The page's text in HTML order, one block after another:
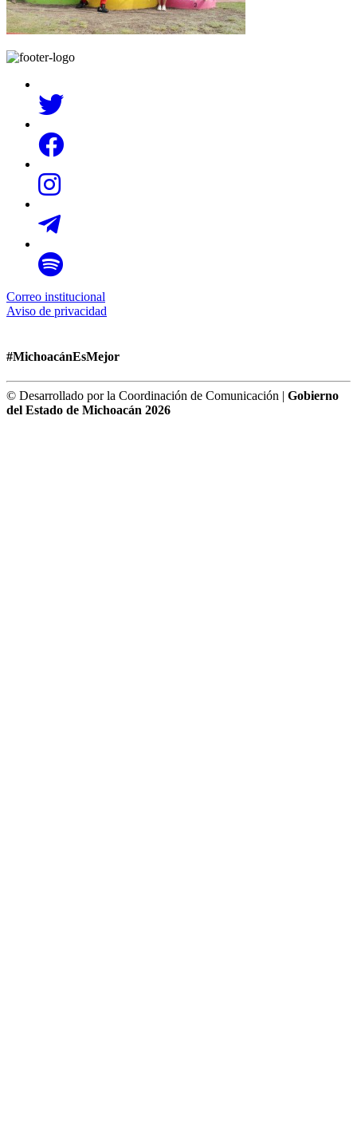
Correo institucional
Aviso de privacidad
#MichoacánEsMejor
© Desarrollado por la Coordinación de Comunicación | Gobierno
del Estado de Michoacán 2026